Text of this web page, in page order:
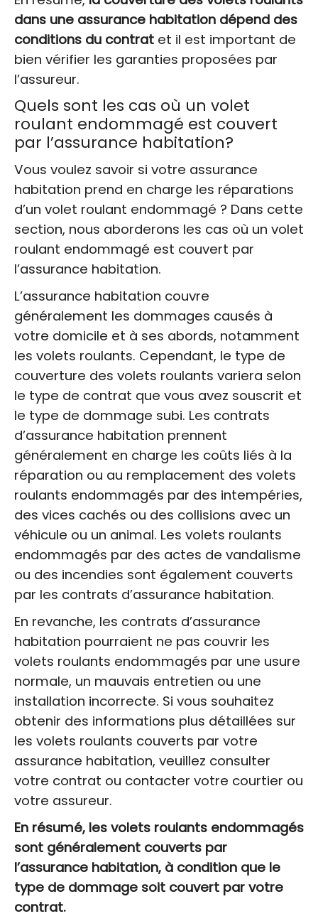
dans une assurance habitation dépend des
conditions du contrat et il est important de
bien vérifier les garanties proposées par
l’assureur.
Quels sont les cas où un volet
roulant endommagé est couvert
par l’assurance habitation?
Vous voulez savoir si votre assurance
habitation prend en charge les réparations
d’un volet roulant endommagé ? Dans cette
section, nous aborderons les cas où un volet
roulant endommagé est couvert par
l’assurance habitation.
L’assurance habitation couvre
généralement les dommages causés à
votre domicile et à ses abords, notamment
les volets roulants. Cependant, le type de
couverture des volets roulants variera selon
le type de contrat que vous avez souscrit et
le type de dommage subi. Les contrats
d’assurance habitation prennent
généralement en charge les coûts liés à la
réparation ou au remplacement des volets
roulants endommagés par des intempéries,
des vices cachés ou des collisions avec un
véhicule ou un animal. Les volets roulants
endommagés par des actes de vandalisme
ou des incendies sont également couverts
par les contrats d’assurance habitation.
En revanche, les contrats d’assurance
habitation pourraient ne pas couvrir les
volets roulants endommagés par une usure
normale, un mauvais entretien ou une
installation incorrecte. Si vous souhaitez
obtenir des informations plus détaillées sur
les volets roulants couverts par votre
assurance habitation, veuillez consulter
votre contrat ou contacter votre courtier ou
votre assureur.
En résumé, les volets roulants endommagés
sont généralement couverts par
l’assurance habitation, à condition que le
type de dommage soit couvert par votre
contrat.